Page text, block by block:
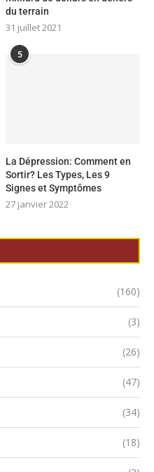
du terrain
31 juillet 2021
5
La Dépression: Comment en
Sortir? Les Types, Les 9
Signes et Symptômes
27 janvier 2022
(160)
(3)
(26)
(47)
(34)
(18)